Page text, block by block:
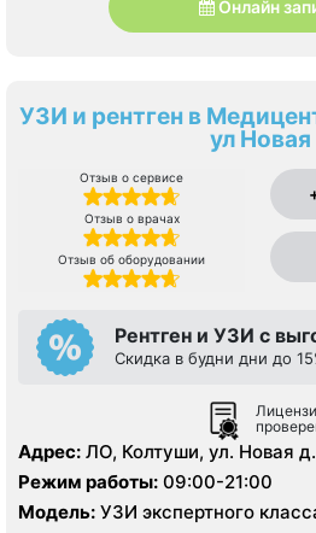
Онлайн
УЗИ и рентген в
ул Новая
Отзыв о сервисе
Отзыв о врачах
Отзыв об оборудовании
Рентген и УЗИ с
Скидка в будни дни до
Адрес: ЛО, Колтуши, ул. Новая
Режим работы: 09:00-21:00
Модель: УЗИ экспертного